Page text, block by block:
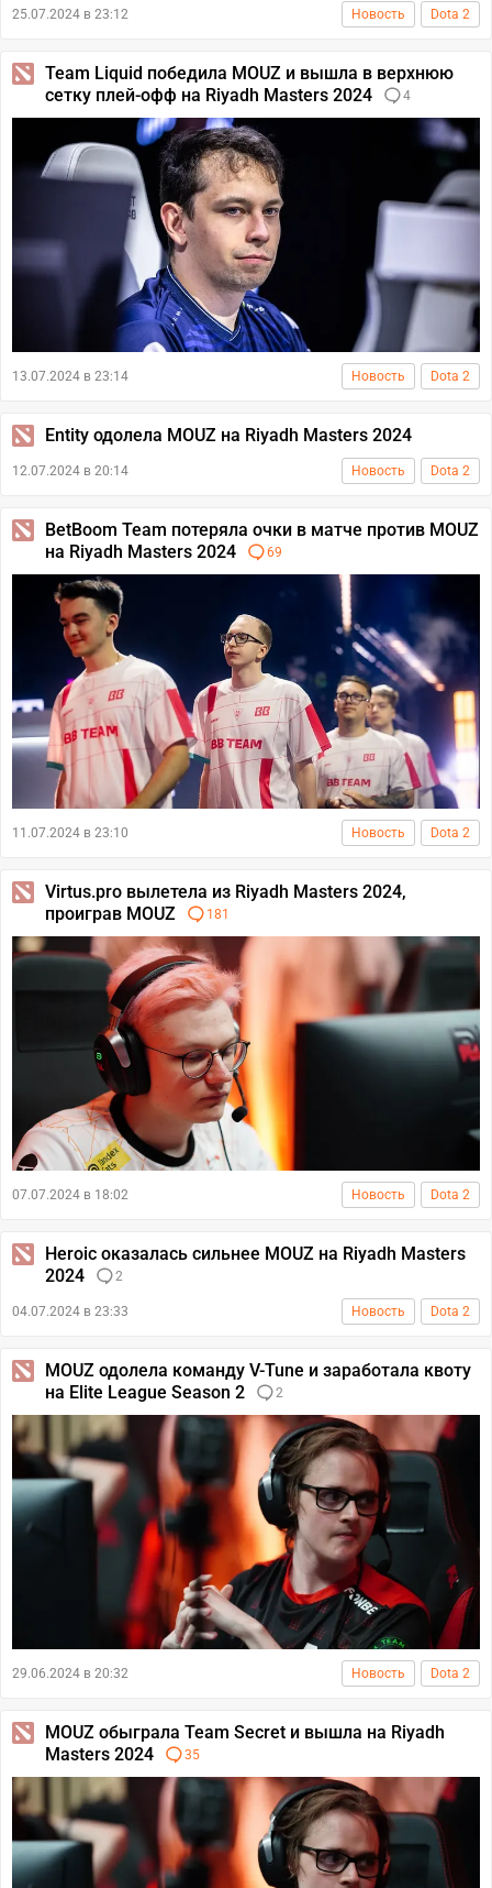
25.07.2024 в 23:12 Новость Dota 2
Team Liquid победила MOUZ и вышла в верхнюю
сетку плей-офф на Riyadh Masters 2024
4
13.07.2024 в 23:14 Новость Dota 2
Entity одолела MOUZ на Riyadh Masters 2024
12.07.2024 в 20:14 Новость Dota 2
BetBoom Team потеряла очки в матче против MOUZ
на Riyadh Masters 2024
69
11.07.2024 в 23:10 Новость Dota 2
Virtus.pro вылетела из Riyadh Masters 2024,
проиграв MOUZ
181
07.07.2024 в 18:02 Новость Dota 2
Heroic оказалась сильнее MOUZ на Riyadh Masters
2024
2
04.07.2024 в 23:33 Новость Dota 2
MOUZ одолела команду V-Tune и заработала квоту
на Elite League Season 2
2
29.06.2024 в 20:32 Новость Dota 2
MOUZ обыграла Team Secret и вышла на Riyadh
Masters 2024
35